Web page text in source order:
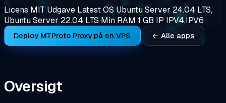
Licens MIT Udgave LatestOS Ubuntu Server 24.04 LTS,
Ubuntu Server 22.04 LTS Min RAM 1 GB IP IPV4,IPV6
Deploy MTProto Proxy på en VPS ← Alle apps
Oversigt